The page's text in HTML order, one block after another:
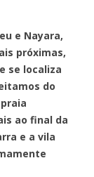
Nayara,
próximas,
se localiza
do
ao final da
e a vila